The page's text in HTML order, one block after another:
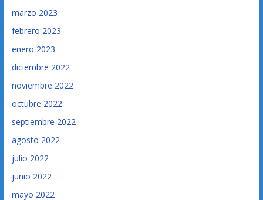
marzo 2023
febrero 2023
enero 2023
diciembre 2022
noviembre 2022
octubre 2022
septiembre 2022
agosto 2022
julio 2022
junio 2022
mayo 2022